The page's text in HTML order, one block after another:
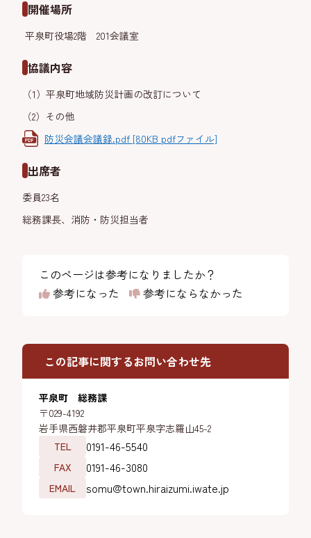
開催場所
平泉町役場2階 201会議室
協議内容
（1）平泉町地域防災計画の改訂について
（2）その他
防災会議会議録.pdf [80KB pdfファイル]
出席者
委員23名
総務課長、消防・防災担当者
このページは参考になりましたか？
参考になった
参考にならなかった
この記事に関するお問い合わせ先
平泉町 総務課
〒029-4192
岩手県西磐井郡平泉町平泉字志羅山45-2
TEL
0191-46-5540
FAX 0191-46-3080
EMAIL somu@town.hiraizumi.iwate.jp